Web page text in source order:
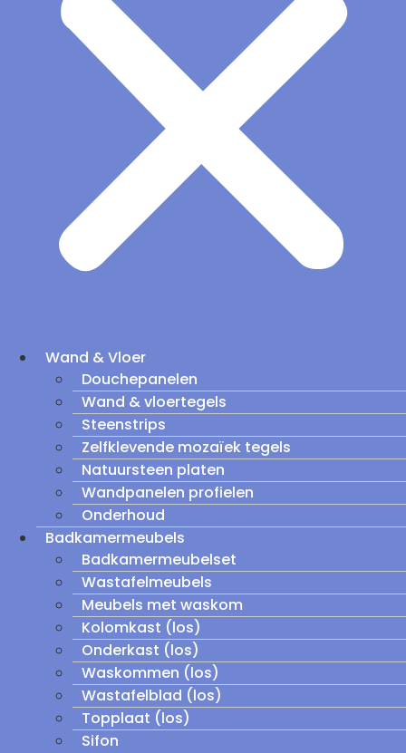
Wand & Vloer
Douchepanelen
Wand & vloertegels
Steenstrips
Zelfklevende mozaïek tegels
Natuursteen platen
Wandpanelen profielen
Onderhoud
Badkamermeubels
Badkamermeubelset
Wastafelmeubels
Meubels met waskom
Kolomkast (los)
Onderkast (los)
Waskommen (los)
Wastafelblad (los)
Topplaat (los)
Sifon